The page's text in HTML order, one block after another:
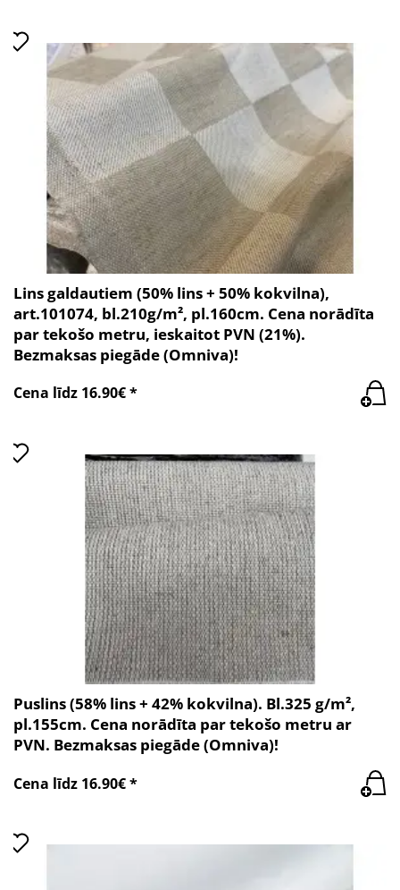
Lins galdautiem (50% lins + 50% kokvilna),
art.101074, bl.210g/m², pl.160cm. Cena norādīta
par tekošo metru, ieskaitot PVN (21%).
Bezmaksas piegāde (Omniva)!
Cena līdz 16.90€ *
Puslins (58% lins + 42% kokvilna). Bl.325 g/m²,
pl.155cm. Cena norādīta par tekošo metru ar
PVN. Bezmaksas piegāde (Omniva)!
Cena līdz 16.90€ *